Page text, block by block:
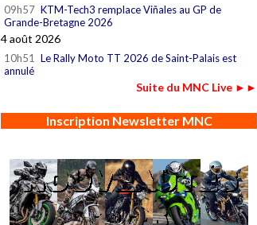
09h57 KTM-Tech3 remplace Viñales au GP de
Grande-Bretagne 2026
4 août 2026
10h51
Le Rally Moto TT 2026 de Saint-Palais est
annulé
Suite du MNC Live ►►
Inscription Newsletter MNC